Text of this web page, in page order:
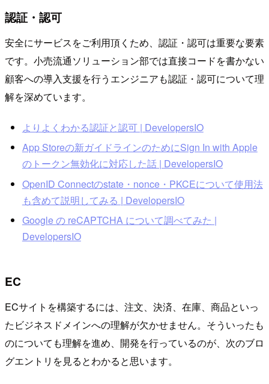
認証・認可
安全にサービスをご利用頂くため、認証・認可は重要な要素
です。小売流通ソリューション部では直接コードを書かない
顧客への導入支援を行うエンジニアも認証・認可について理
解を深めています。
よりよくわかる認証と認可 | DevelopersIO
App Storeの新ガイドラインのためにSign In with Apple
のトークン無効化に対応した話 | DevelopersIO
OpenID Connectのstate・nonce・PKCEについて使用法
も含めて説明してみる | DevelopersIO
Google の reCAPTCHA について調べてみた |
DevelopersIO
EC
ECサイトを構築するには、注文、決済、在庫、商品といっ
たビジネスドメインへの理解が欠かせません。そういったも
のについても理解を進め、開発を行っているのが、次のブロ
グエントリを見るとわかると思います。